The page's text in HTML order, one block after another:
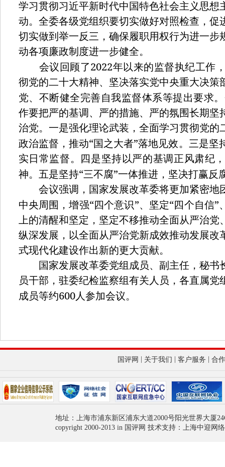
学习贯彻习近平新时代中国特色社会主义思想
动。全委各级党组织要切实做好对照检查，促
切实做到举一反三，确保履职用权行为进一步
动各项廉政制度进一步健全。
会议回顾了2022年以来的监督执纪工作
彻党的二十大精神、坚决落实党中央重大决策
党、不断健全完善自我监督体系等提出要求
作要把严的基调、严的措施、严的氛围长期坚
治党。一是强化理论武装，全面学习贯彻党的
政治监督，推动“国之大者”落地见效。三是坚
实日常监督。四是坚持以严的基调正风肃纪
神。五是坚持“三不腐”一体推进，坚决打赢反
会议强调，国家发展改革委将更加紧密地
中央周围，增强“四个意识”、坚定“四个自信”
上的清醒和坚定，坚定不移推动全面从严治
纵深发展，以全面从严治党新成效推动发展改
式现代化建设作出新的更大贡献。
国家发展改革委党组成员、副主任，秘书
员干部，驻委纪检监察组有关人员，各直属
成员等约600人参加会议。
国评网 关于我们 客户服务 合
地址：上海市浦东新区浦东大道2000号阳光世界大厦
copyright 2000-2013 in 国评网 技术支持：上海中迎